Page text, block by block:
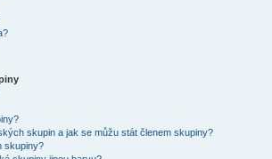
skupin a jak se můžu stát členem skupiny?
skupiny?